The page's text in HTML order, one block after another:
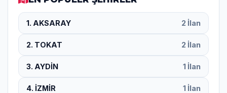
1. AKSARAY 2 İlan
2. TOKAT 2 İlan
3. AYDİN 1 İlan
4. İZMİR 1 İlan